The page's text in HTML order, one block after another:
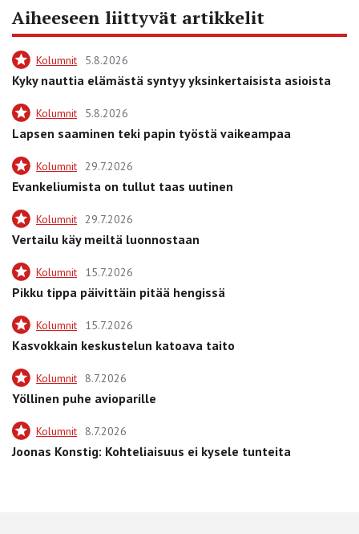
Aiheeseen liittyvät artikkelit
Kolumnit 5.8.2026
Kyky nauttia elämästä syntyy yksinkertaisista asioista
Kolumnit 5.8.2026
Lapsen saaminen teki papin työstä vaikeampaa
Kolumnit 29.7.2026
Evankeliumista on tullut taas uutinen
Kolumnit 29.7.2026
Vertailu käy meiltä luonnostaan
Kolumnit 15.7.2026
Pikku tippa päivittäin pitää hengissä
Kolumnit 15.7.2026
Kasvokkain keskustelun katoava taito
Kolumnit 8.7.2026
Yöllinen puhe avioparille
Kolumnit 8.7.2026
Joonas Konstig: Kohteliaisuus ei kysele tunteita